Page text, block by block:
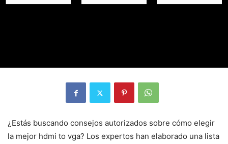
¿Estás buscando consejos autorizados sobre cómo elegir
la mejor hdmi to vga? Los expertos han elaborado una lista